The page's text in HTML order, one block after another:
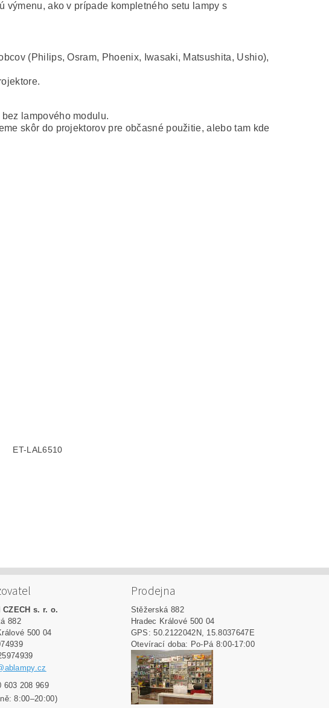
výmenu, ako v prípade kompletného setu lampy s
(Philips, Osram, Phoenix, Iwasaki, Matsushita, Ushio),
lampového modulu.
skôr do projektorov pre občasné použitie, alebo tam kde
ET-LAL6510
CZECH s. r. o.
882
500 04
603 208 969
8:00–20:00)
Prodejna
Stěžerská 882
Hradec Králové 500 04
GPS: 50.2122042N, 15.8037647E
Otevírací doba: Po-Pá 8:00-17:00